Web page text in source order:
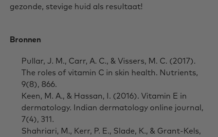
gezonde, stevige huid als resultaat!
Bronnen
Pullar, J. M., Carr, A. C., & Vissers, M. C. (2017).
The roles of vitamin C in skin health. Nutrients,
9(8), 866.
Keen, M. A., & Hassan, I. (2016). Vitamin E in
dermatology. Indian dermatology online journal,
7(4), 311.
Shahriari, M., Kerr, P. E., Slade, K., & Grant-Kels,